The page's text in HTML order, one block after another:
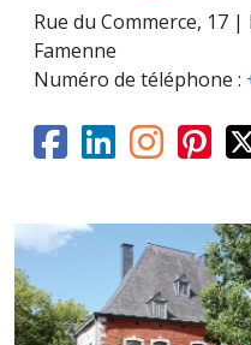
Rue du Commerce, 17
Famenne
Numéro de téléphone :
Image